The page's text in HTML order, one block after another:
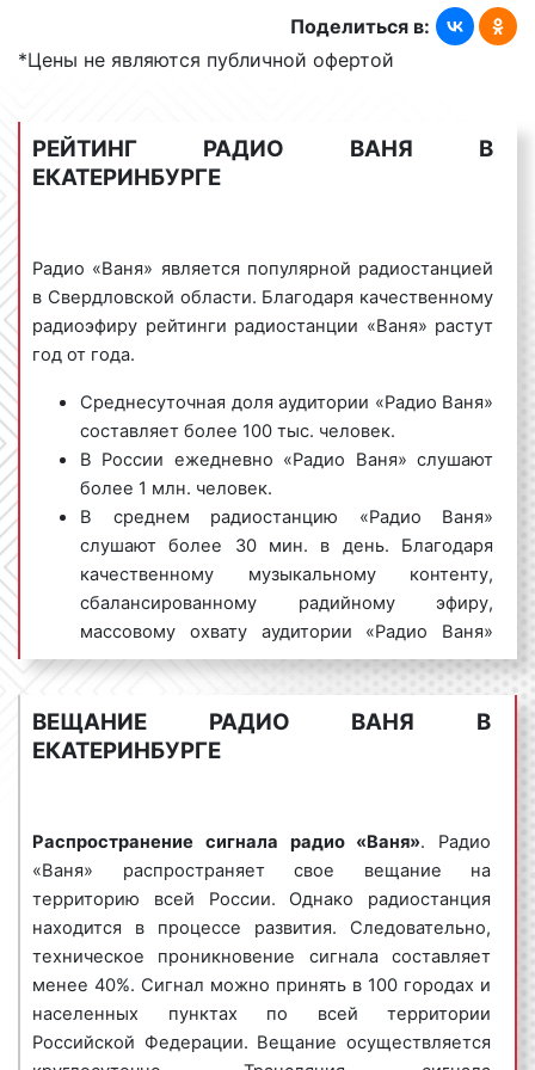
«Иванушки International»;
«Дискотека Авария»;
Андрей Губин;
Кай Метов;
Нэнси;
HI-FI и многие другие.
Среди зарубежных хитов и исполнителей на радио
«Ваня» выходят в эфир:
Modern Talking;
CC Catch;
Boney M;
Army of Lovers;
Aceof Base;
Aqua;
Bad Boys Blue;
E-Type;
Joy и другие.
(2014 год) и «Radiostation Awards» – «Лучшая
танцевальная радиостанция» (2015 год).
Виды рекламных роликов на радио Ваня
в Екатеринбурге
Рекламные ролики на радио «Ваня» в
Поделиться в:
*Цены не являются публичной офертой
РЕЙТИНГ РАДИО ВАНЯ В
ЕКАТЕРИНБУРГЕ
Радио «Ваня» является популярной радиостанцией
в Свердловской области. Благодаря качественному
радиоэфиру рейтинги радиостанции «Ваня» растут
год от года.
Среднесуточная доля аудитории «Радио Ваня»
составляет более 100 тыс. человек.
В России ежедневно «Радио Ваня» слушают
более 1 млн. человек.
В среднем радиостанцию «Радио Ваня»
слушают более 30 мин. в день. Благодаря
качественному музыкальному контенту,
сбалансированному радийному эфиру,
массовому охвату аудитории «Радио Ваня»
собирает большую аудиторию слушателей.
бы раз в неделю слушает «Радио Ваня».
Ежемесячная доля аудитории в МО составляет
сказывается на размещении рекламы.
Радио «Ваня» очень популярно среди
рекламодателей в Свердловской области. Сотни
успешных собственников бизнеса ежедневно
размещают рекламные ролики именно на частотах
радио «Ваня». Рекламодатели давно и по
достоинству оценили преимущества размещения
рекламных роликов на радио «Ваня».
ВЕЩАНИЕ РАДИО ВАНЯ В
ЕКАТЕРИНБУРГЕ
Распространение сигнала радио «Ваня». Радио
«Ваня» распространяет свое вещание на
территорию всей России. Однако радиостанция
находится в процессе развития. Следовательно,
техническое проникновение сигнала составляет
менее 40%. Сигнал можно принять в 100 городах и
населенных пунктах по всей территории
Российской Федерации. Вещание осуществляется